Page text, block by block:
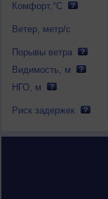
Комфорт,°C
Ветер, метр/с
Порывы ветра
Видимость, м
НГО, м
Риск задержек